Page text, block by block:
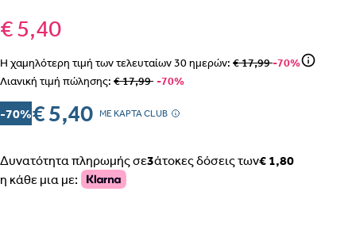
€ 5,40
Η χαμηλότερη τιμή των τελευταίων30ημερών: € 17,99-70%
Λιανική τιμή πώλησης: € 17,99 -70%
-70%€ 5,40 MΕ ΚΑΡΤΑ CLUB
Δυνατότητα πληρωμής σε3άτοκες δόσεις των€ 1,80
η κάθε μια με:
ΒΗΜΑ 1
ΒΗΜΑ 2